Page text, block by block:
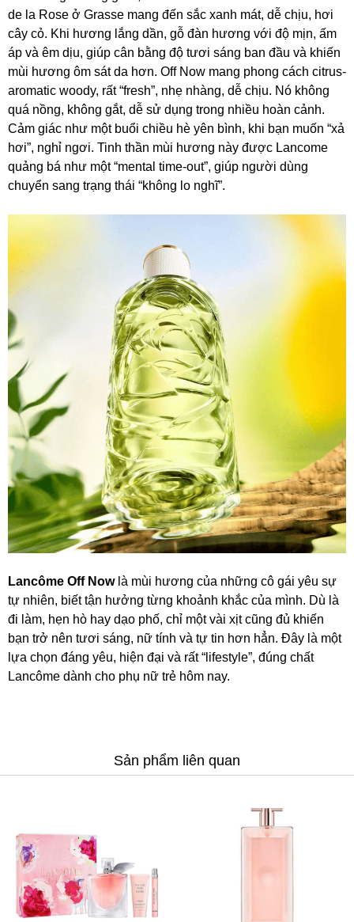
de la Rose ở Grasse mang đến sắc xanh mát, dễ chịu, hơi
cây cỏ. Khi hương lắng dần, gỗ đàn hương với độ mịn, ấm
áp và êm dịu, giúp cân bằng độ tươi sáng ban đầu và khiến
mùi hương ôm sát da hơn. Off Now mang phong cách citrus-
aromatic woody, rất “fresh”, nhẹ nhàng, dễ chịu. Nó không
quá nồng, không gắt, dễ sử dụng trong nhiều hoàn cảnh.
Cảm giác như một buổi chiều hè yên bình, khi bạn muốn “xả
hơi”, nghỉ ngơi. Tinh thần mùi hương này được Lancome
quảng bá như một “mental time-out”, giúp người dùng
chuyển sang trạng thái “không lo nghĩ”.
Lancôme Off Nowlà mùi hương của những cô gái yêu sự
tự nhiên, biết tận hưởng từng khoảnh khắc của mình. Dù là
đi làm, hẹn hò hay dạo phố, chỉ một vài xịt cũng đủ khiến
bạn trở nên tươi sáng, nữ tính và tự tin hơn hẳn. Đây là một
lựa chọn đáng yêu, hiện đại và rất “lifestyle”, đúng chất
Lancôme dành cho phụ nữ trẻ hôm nay.
Sản phẩm liên quan